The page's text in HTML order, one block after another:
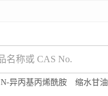
N-异丙基丙烯酰胺 缩水甘油